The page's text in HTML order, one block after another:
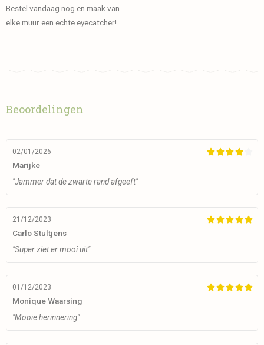
Bestel vandaag nog en maak van
elke muur een echte eyecatcher!
Beoordelingen

02/01/2026
Marijke
"Jammer dat de zwarte rand afgeeft"

21/12/2023
Carlo Stultjens
"Super ziet er mooi uit"

01/12/2023
Monique Waarsing
"Mooie herinnering"